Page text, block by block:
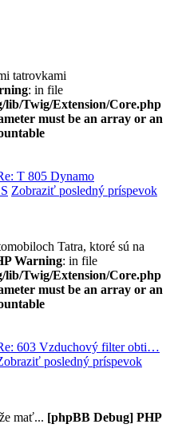
tatrovkami
: in file
Twig/Extension/Core.php
must be an array or an
T 805 Dynamo
Zobraziť posledný príspevok
Tatra, ktoré sú na
Warning: in file
Twig/Extension/Core.php
must be an array or an
603 Vzduchový filter obti…
posledný príspevok
mať... [phpBB Debug] PHP